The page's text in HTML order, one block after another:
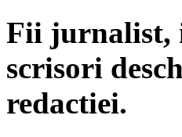
Fii jurnalist,
scrisori
redactiei.